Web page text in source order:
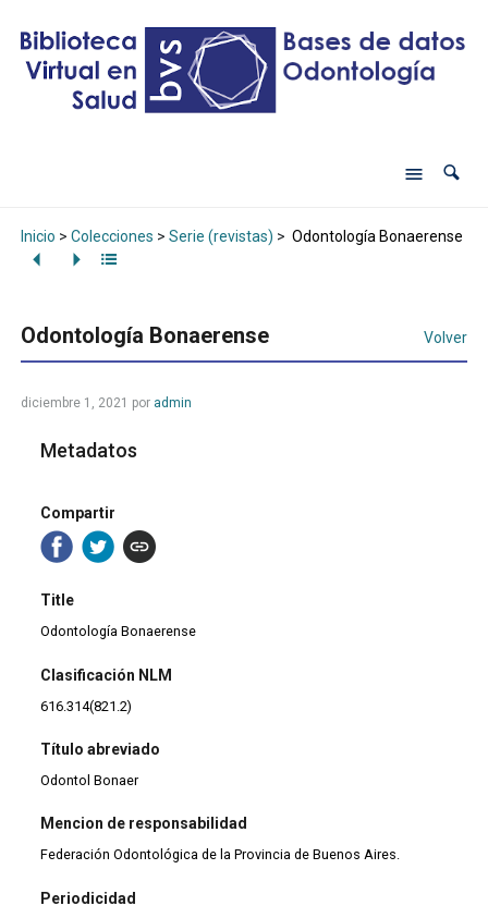
Inicio > Colecciones > Serie (revistas) > Odontología Bonaerense
Odontología Bonaerense Volver
diciembre 1, 2021 por admin
Metadatos
Compartir
Title
Odontología Bonaerense
Clasificación NLM
616.314(821.2)
Título abreviado
Odontol Bonaer
Mencion de responsabilidad
Federación Odontológica de la Provincia de Buenos Aires.
Periodicidad